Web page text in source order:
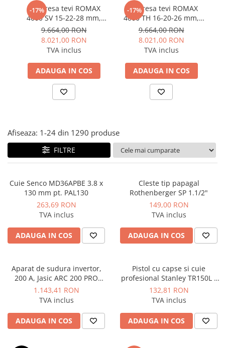
egalizare
Pompe de circulatie si accesorii
Vase de expansiune termice
Detectoare si regulatoare de gaz si
Producere apa calda menajera
Panouri solare si fotovoltaice
Panouri solare cu tuburi vidate
Pachete complete panouri solare
Echipamente pentru panouri
Ventilatie si climatizare
Perdele de aer
Ventiloconvectoare si sisteme VRF
Rooftop-uri pentru racire si
incalzire
-17%
Set presa tevi ROMAX
4000 SV 15-22-28 mm,
18V 4Ah EU
9.664,00 RON
8.021,00 RON
TVA inclus
ADAUGA IN COS
-17%
Set presa tevi ROMAX
4000 TH 16-20-26 mm,
18V 4Ah EU
9.664,00 RON
8.021,00 RON
TVA inclus
ADAUGA IN COS
Afiseaza: 1-24 din 1290 produse
FILTRE
Cuie Senco MD36APBE 3.8 x
130 mm pt. PAL130
263,69 RON
TVA inclus
ADAUGA IN COS
Cleste tip papagal
Rothenberger SP 1.1/2"
149,00 RON
TVA inclus
ADAUGA IN COS
Aparat de sudura invertor,
200 A, Jasic ARC 200 PRO
(Z209)
1.143,41 RON
TVA inclus
ADAUGA IN COS
Pistol cu capse si cuie
profesional Stanley TR150L -
6-TR150L
132,81 RON
TVA inclus
ADAUGA IN COS